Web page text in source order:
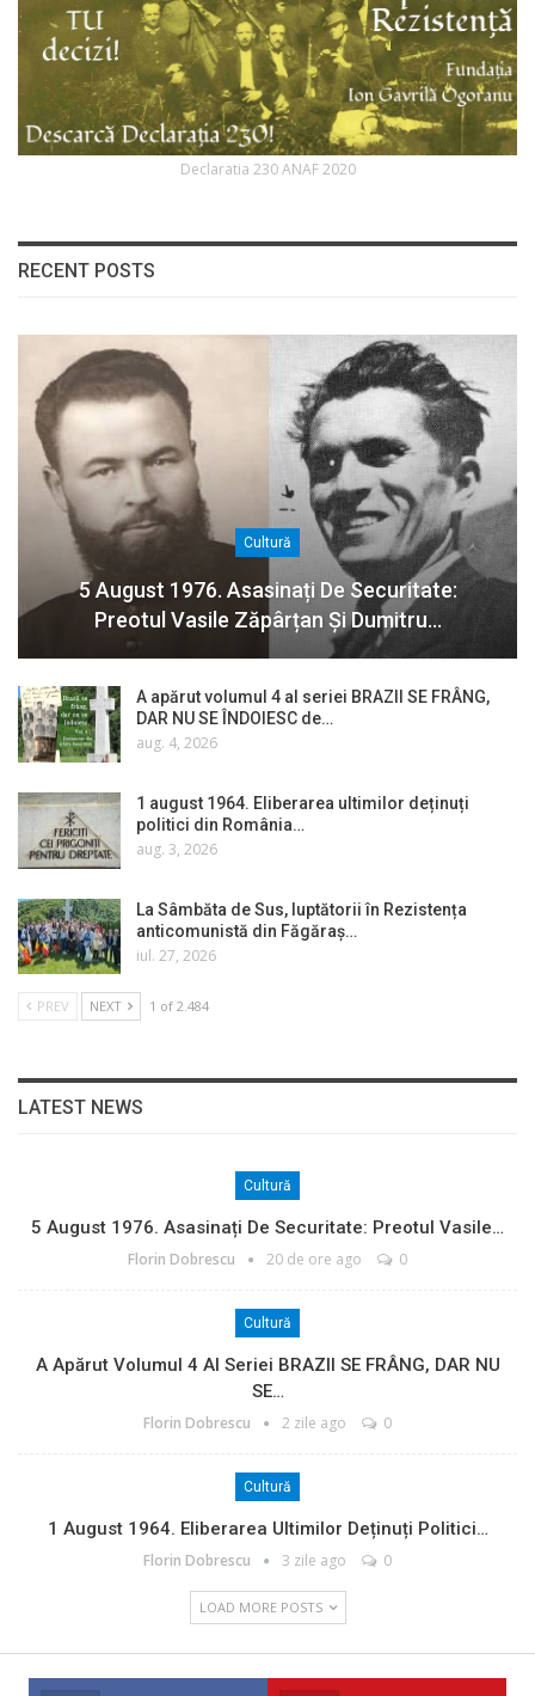
Declaratia 230 ANAF 2020
RECENT POSTS
Cultură
5 August 1976. Asasinați De Securitate:
Preotul Vasile Zăpârțan Și Dumitru…
A apărut volumul 4 al seriei BRAZII SE FRÂNG,
DAR NU SE ÎNDOIESC de…
aug. 4, 2026
1 august 1964. Eliberarea ultimilor deținuți
politici din România…
aug. 3, 2026
La Sâmbăta de Sus, luptătorii în Rezistența
anticomunistă din Făgăraș…
iul. 27, 2026
PREV NEXT 1 of 2.484
LATEST NEWS
Cultură
5 August 1976. Asasinați De Securitate: Preotul Vasile…
Florin Dobrescu 20 de ore ago 0
Cultură
A Apărut Volumul 4 Al Seriei BRAZII SE FRÂNG, DAR NU
SE…
Florin Dobrescu 2 zile ago 0
Cultură
1 August 1964. Eliberarea Ultimilor Deținuți Politici…
Florin Dobrescu 3 zile ago 0
LOAD MORE POSTS